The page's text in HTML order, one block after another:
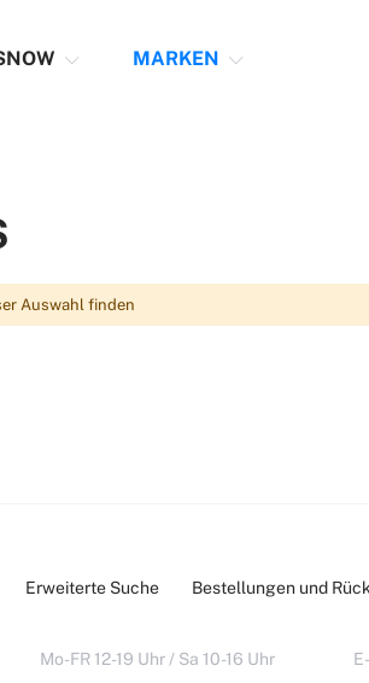
MARKEN
Auswahl finden
Erweiterte Suche Bestellungen und
Mo-FR 12-19 Uhr / Sa 10-16 Uhr